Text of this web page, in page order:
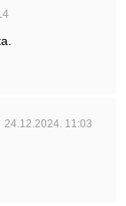
24.12.2024. 11:03